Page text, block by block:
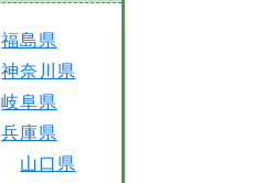
福島県
神奈川県
岐阜県
兵庫県
山口県